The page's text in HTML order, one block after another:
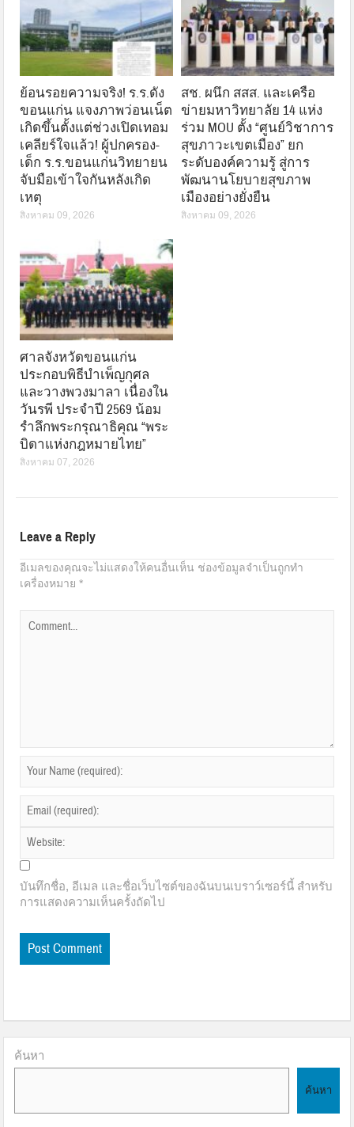
ย้อนรอยความจริง! ร.ร.ดัง
ขอนแก่น แจงภาพว่อนเน็ต
เกิดขึ้นตั้งแต่ช่วงเปิดเทอม
เคลียร์ใจแล้ว! ผู้ปกครอง-
เด็ก ร.ร.ขอนแก่นวิทยายน
จับมือเข้าใจกันหลังเกิด
เหตุ
สิงหาคม 09, 2026
สช. ผนึก สสส. และเครือ
ข่ายมหาวิทยาลัย 14 แห่ง
ร่วม MOU ตั้ง “ศูนย์วิชาการ
สุขภาวะเขตเมือง” ยก
ระดับองค์ความรู้ สู่การ
พัฒนานโยบายสุขภาพ
เมืองอย่างยั่งยืน
สิงหาคม 09, 2026
ศาลจังหวัดขอนแก่น
ประกอบพิธีบำเพ็ญกุศล
และวางพวงมาลา เนื่องใน
วันรพี ประจำปี 2569 น้อม
รำลึกพระกรุณาธิคุณ “พระ
บิดาแห่งกฎหมายไทย”
สิงหาคม 07, 2026
Leave a Reply
อีเมลของคุณจะไม่แสดงให้คนอื่นเห็น ช่องข้อมูลจำเป็นถูกทำ
เครื่องหมาย*
บันทึกชื่อ, อีเมล และชื่อเว็บไซต์ของฉันบนเบราว์เซอร์นี้ สำหรับ
การแสดงความเห็นครั้งถัดไป
ค้นหา
ค้นหา